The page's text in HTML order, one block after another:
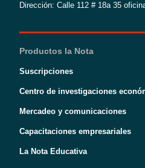
Dirección: Calle 112 # 18a 35
Productos la Nota
Suscripciones
Centro de investigaciones
Mercadeo y comunicaciones
Capacitaciones empresariales
La Nota Educativa